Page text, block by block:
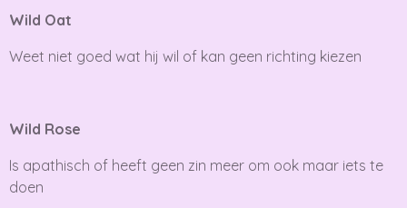
Wild Oat
Weet niet goed wat hij wil of kan geen richting kiezen
Wild Rose
Is apathisch of heeft geen zin meer om ook maar iets te
doen